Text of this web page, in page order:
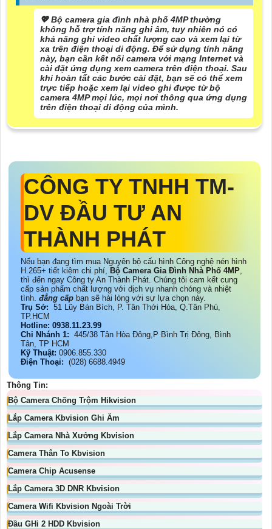
💖 Bộ camera gia đình nhà phố 4MP thường
không hỗ trợ tính năng ghi âm, tuy nhiên nó có
khả năng ghi video chất lượng cao và xem lại từ
xa trên điện thoại di động. Để sử dụng tính năng
này, bạn cần kết nối camera với mạng Internet và
cài đặt ứng dụng xem camera trên điện thoại. Sau
khi hoàn tất các bước cài đặt, bạn sẽ có thể xem
trực tiếp hoặc xem lại video ghi được từ bộ
camera 4MP mọi lúc, mọi nơi thông qua ứng dụng
trên điện thoại di động của mình.
CÔNG TY TNHH TM-
DV ĐẦU TƯ AN
THÀNH PHÁT
Nếu bạn đang tìm mua Nguyên bộ cấu hình Công nghệ nén hình
H.265+ tiết kiệm chi phí, Bộ Camera Gia Đình Nhà Phố 4MP
thì đến ngay Công ty An Thành Phát. Chúng tôi cam kết cung
cấp sản phẩm chất lượng với dịch vụ nhanh chóng và nhiệt
tình. đẳng cấp bạn sẽ hài lòng với sự lựa chọn này.
Trụ Sở: 51 Lũy Bán Bích, P. Tân Thới Hòa, Q.Tân Phú,
TP.HCM
Hotline: 0938.11.23.99
Chi Nhánh 1: 445/38 Tân Hòa Đông,P Bình Trị Đông, Bình
Tân, TP HCM
Kỹ Thuật: 0906.855.330
Điện Thoại: (028) 6688.4949
Thông Tin:
Bộ Camera Chống Trộm Hikvision
Lắp Camera Kbvision Ghi Âm
Lắp Camera Nhà Xưởng Kbvision
Camera Thân To Kbvision
Camera Chip Acusense
Lắp Camera 3D DNR Kbvision
Camera Wifi Kbvision Ngoài Trời
Đầu GHi 2 HDD Kbvision